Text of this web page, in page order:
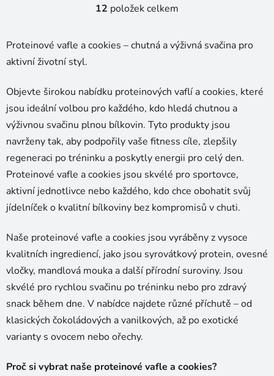
O
l
c
í
p
r
v
k
y
v
ý
s
u
12 položek celkem
Proteinové vafle a cookies – chutná a výživná svačina pro
aktivní životní styl.
Objevte širokou nabídku proteinových vaflí a cookies, které
jsou ideální volbou pro každého, kdo hledá chutnou a
výživnou svačinu plnou bílkovin. Tyto produkty jsou
navrženy tak, aby podpořily vaše fitness cíle, zlepšily
regeneraci po tréninku a poskytly energii pro celý den.
Proteinové vafle a cookies jsou skvélé pro sportovce,
aktivní jednotlivce nebo každého, kdo chce obohatit svůj
jídelníček o kvalitní bílkoviny bez kompromisů v chuti.
Naše proteinové vafle a cookies jsou vyráběny z vysoce
kvalitních ingrediencí, jako jsou syrovátkový protein, ovesné
vločky, mandlová mouka a další přírodní suroviny. Jsou
skvélé pro rychlou svačinu po tréninku nebo pro zdravý
snack během dne. V nabídce najdete různé příchutě – od
klasických čokoládových a vanilkových, až po exotické
varianty s ovocem nebo ořechy.
Proč si vybrat naše proteinové vafle a cookies?